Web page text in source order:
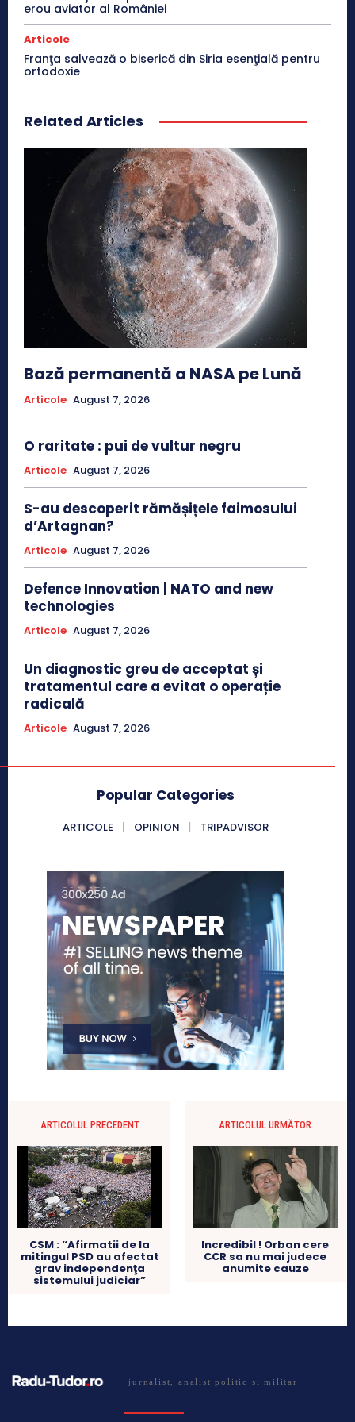
erou aviator al României
Articole
Franţa salvează o biserică din Siria esenţială pentru
ortodoxie
Related Articles
Bază permanentă a NASA pe Lună
Articole August 7, 2026
O raritate : pui de vultur negru
Articole August 7, 2026
S-au descoperit rămășițele faimosului
d’Artagnan?
Articole August 7, 2026
Defence Innovation | NATO and new
technologies
Articole August 7, 2026
Un diagnostic greu de acceptat și
tratamentul care a evitat o operație
radicală
Articole August 7, 2026
Popular Categories
ARTICOLE OPINION TRIPADVISOR
ARTICOLUL PRECEDENT
CSM : “Afirmatii de la
mitingul PSD au afectat
grav independenţa
sistemului judiciar”
ARTICOLUL URMĂTOR
Incredibil ! Orban cere
CCR sa nu mai judece
anumite cauze
jurnalist, analist politic si militar